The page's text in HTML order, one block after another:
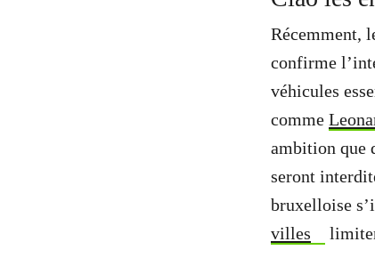
Récemment,
confirme
véhicules
comme
ambition que
seront
bruxelloise
villes